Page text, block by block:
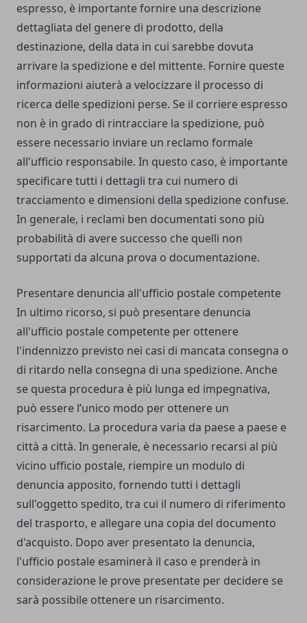
espresso, è importante fornire una descrizione
dettagliata del genere di prodotto, della
destinazione, della data in cui sarebbe dovuta
arrivare la spedizione e del mittente. Fornire queste
informazioni aiuterà a velocizzare il processo di
ricerca delle spedizioni perse. Se il corriere espresso
non è in grado di rintracciare la spedizione, può
essere necessario inviare un reclamo formale
all'ufficio responsabile. In questo caso, è importante
specificare tutti i dettagli tra cui numero di
tracciamento e dimensioni della spedizione confuse.
In generale, i reclami ben documentati sono più
probabilità di avere successo che quelli non
supportati da alcuna prova o documentazione.
Presentare denuncia all'ufficio postale competente
In ultimo ricorso, si può presentare denuncia
all'ufficio postale competente per ottenere
l'indennizzo previsto nei casi di mancata consegna o
di ritardo nella consegna di una spedizione. Anche
se questa procedura è più lunga ed impegnativa,
può essere l’unico modo per ottenere un
risarcimento. La procedura varia da paese a paese e
città a città. In generale, è necessario recarsi al più
vicino ufficio postale, riempire un modulo di
denuncia apposito, fornendo tutti i dettagli
sull'oggetto spedito, tra cui il numero di riferimento
del trasporto, e allegare una copia del documento
d'acquisto. Dopo aver presentato la denuncia,
l'ufficio postale esaminerà il caso e prenderà in
considerazione le prove presentate per decidere se
sarà possibile ottenere un risarcimento.